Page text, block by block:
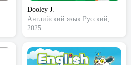
Dooley J.
Английский язык Русский,
2025